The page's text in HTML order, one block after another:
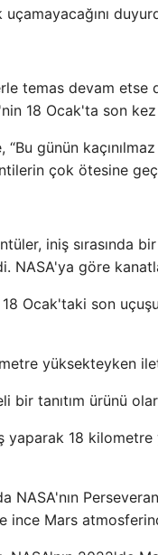
temas devam
18 Ocak'ta son kez
“Bu günün
çok ötesine
iniş sırasında
NASA'ya göre
Ocak'taki son
yüksekteyken
bir tanıtım ürünü
yaparak 18
NASA'nın
ince Mars